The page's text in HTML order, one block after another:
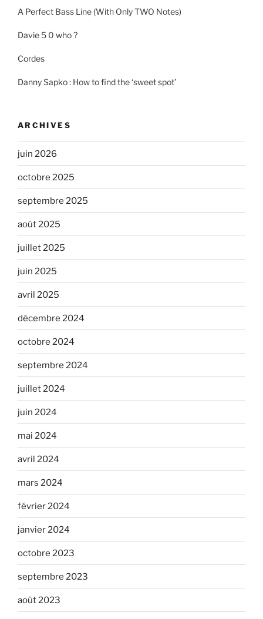
A Perfect Bass Line (With Only TWO Notes)
Davie 5 0 who ?
Cordes
Danny Sapko : How to find the ‘sweet spot’
ARCHIVES
juin 2026
octobre 2025
septembre 2025
août 2025
juillet 2025
juin 2025
avril 2025
décembre 2024
octobre 2024
septembre 2024
juillet 2024
juin 2024
mai 2024
avril 2024
mars 2024
février 2024
janvier 2024
octobre 2023
septembre 2023
août 2023